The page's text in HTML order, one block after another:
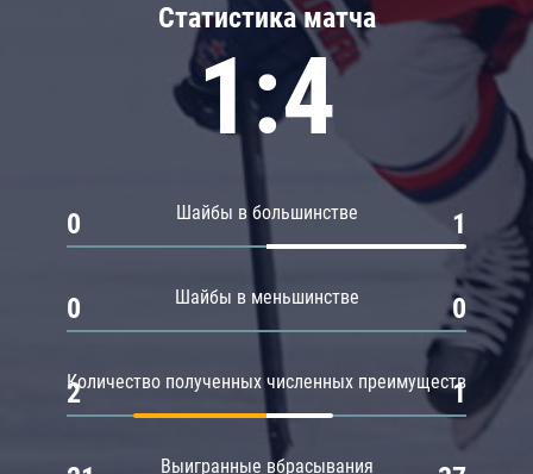
Статистика матча
1:4
Шайбы в большинстве
0 1
Шайбы в меньшинстве
0 0
Количество полученных численных преимуществ
2 1
Выигранные вбрасывания